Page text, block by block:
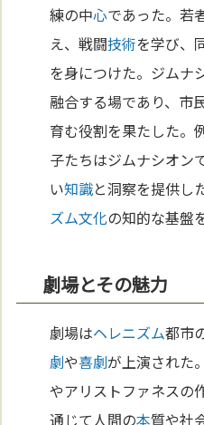
練の中心であった。若
え、戦闘技術を学び、
を身につけた。ジムナ
融合する場であり、市
育む役割を果たした。
子たちはジムナシオン
い知識と洞察を提供し
ズム文化の知的な基盤
劇場とその魅力
劇場はヘレニズム都市
劇や喜劇が上演された
やアリストファネスの
通じて人間の本質や社